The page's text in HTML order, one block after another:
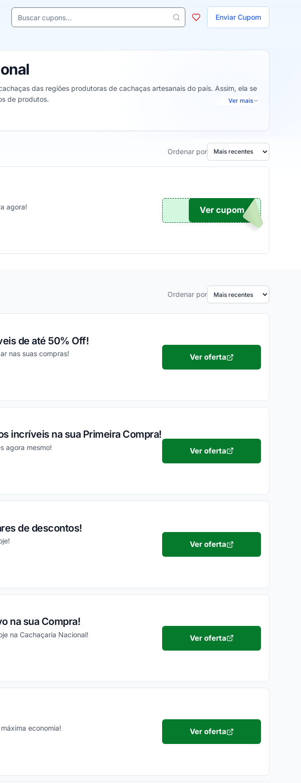
Enviar Cupom
Buscar cupons e lojas
das regiões produtoras de cachaças artesanais do país. Assim, ela se
de produtos.
Ver mais
Ordenar por
agora! TICO
Ver cupom
Ordenar por
de até 50% Off!
nas suas compras! Ver oferta
incríveis na sua Primeira Compra!
agora mesmo! Ver oferta
de descontos!
Ver oferta
na sua Compra!
na Cachaçaria Nacional! Ver oferta
economia! Ver oferta